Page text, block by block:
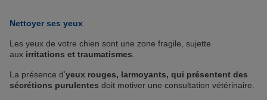
Nettoyer ses yeux
Les yeux de votre chien sont une zone fragile, sujette
aux irritations et traumatismes
La présence d’yeux rouges, larmoyants, qui présentent des
sécrétions purulentes doit motiver une consultation vétérinaire.